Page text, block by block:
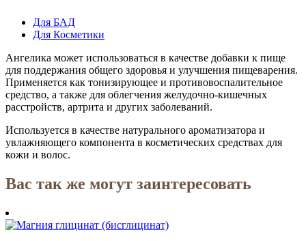
Для БАД
Для Косметики
Ангелика может использоваться в качестве добавки к пище
для поддержания общего здоровья и улучшения пищеварения.
Применяется как тонизирующее и противовоспалительное
средство, а также для облегчения желудочно-кишечных
расстройств, артрита и других заболеваний.
Используется в качестве натурального ароматизатора и
увлажняющего компонента в косметических средствах для
кожи и волос.
Вас так же могут заинтересовать